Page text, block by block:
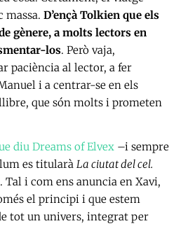
massa. D’ençà Tolkien que els
gènere, a molts lectors en
los. Però vaja,
paciència al lector, a fer
i a centrar-se en els
que són molts i prometen
diu Dreams of Elvex –i sempre
es titularà La ciutat del cel.
Tal i com ens anuncia en Xavi,
el principi i que estem
tot un univers, integrat per